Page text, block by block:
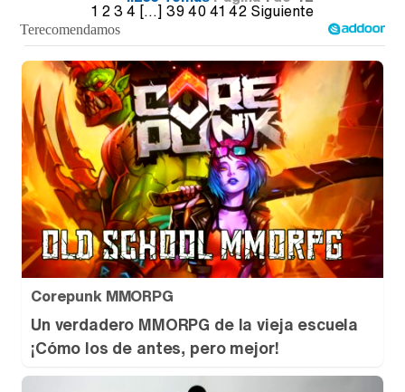
1 234 [...] 394041 42 Siguiente
Corepunk MMORPG
Un verdadero MMORPG de la vieja escuela
¡Cómo los de antes, pero mejor!